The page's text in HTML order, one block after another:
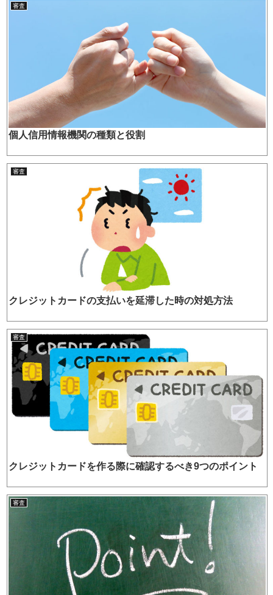
審査
個人信用情報機関の種類と役割
審査
クレジットカードの支払いを延滞した時の対処方法
審査
クレジットカードを作る際に確認するべき9つのポイント
審査